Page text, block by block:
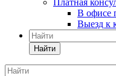
Платная
В офисе
Выезд к
Найти